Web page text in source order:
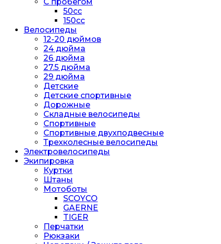
50cc
150cc
Велосипеды
12-20 дюймов
24 дюйма
26 дюйма
27.5 дюйма
29 дюйма
Детские
Детские спортивные
Дорожные
Складные велосипеды
Спортивные
Спортивные двухподвесные
Трехколесные велосипеды
Электровелосипеды
Экипировка
Куртки
Штаны
Мотоботы
SCOYCO
GAERNE
TIGER
Перчатки
Рюкзаки